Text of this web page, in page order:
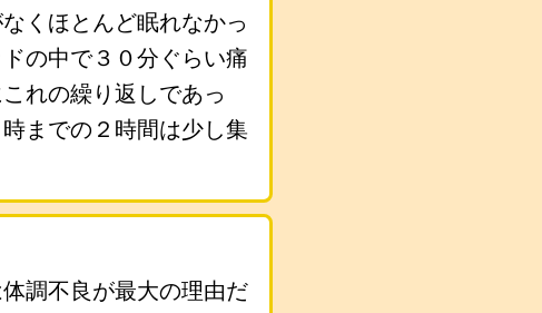
くほとんど眠れなかっ
の中で３０分ぐらい痛
れの繰り返しであっ
までの２時間は少し集
調不良が最大の理由だ